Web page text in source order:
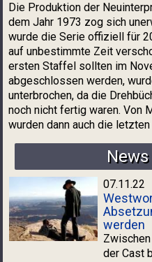
Die Produktion der
dem Jahr 1973 zog sich
wurde die Serie offiziell für
auf unbestimmte Zeit
ersten Staffel sollten im
abgeschlossen werden,
unterbrochen, da die
noch nicht fertig waren. Von
wurden dann auch die
07.11.22
werden
der Cast